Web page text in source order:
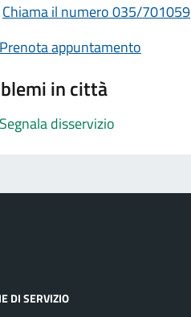
Chiama il numero 035/701059
Prenota appuntamento
in città
Segnala disservizio
DI SERVIZIO